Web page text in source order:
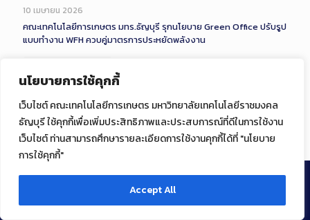
นโยบายการใช้คุกกี้
เว็บไซต์ คณะเทคโนโลยีการเกษตร มหาวิทยาลัยเทคโนโลยีราชมงคล
ธัญบุรี ใช้คุกกี้เพื่อเพิ่มประสิทธิภาพและประสบการณ์ที่ดีในการใช้งาน
เว็บไซต์ ท่านสามารถศึกษารายละเอียดการใช้งานคุกกี้ได้ที่ "นโยบาย
การใช้คุกกี้"
Accept All
Description
10 เมษายน 2026
คณะเทคโนโลยีการเกษตร มทร.ธัญบุรี รุกนโยบาย Green Office ปรับรูป
แบบทำงาน WFH ควบคู่มาตรการประหยัดพลังงาน
Read more
Comments are closed.